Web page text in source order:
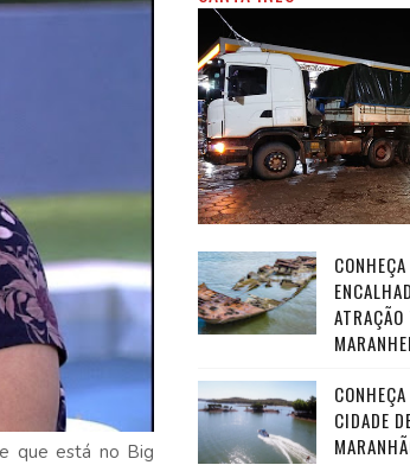
que está no Big
CIDADE